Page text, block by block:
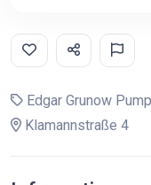
Edgar Grunow
Klamannstraße 4